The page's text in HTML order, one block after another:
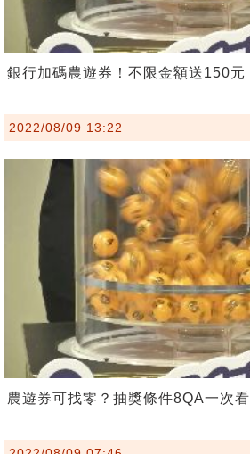
銀行加碼農遊券！不限金額送150元
2022/08/09 13:22
農遊券可找零？抽獎條件8QA一次看